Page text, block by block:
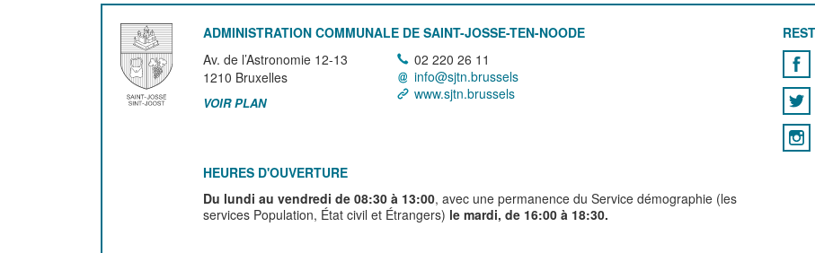
ADMINISTRATION COMMUNALE DE SAINT-JOSSE-TEN-NOODE
Av. de l’Astronomie 12-13
1210 Bruxelles
VOIR PLAN
02 220 26 11
info@sjtn.brussels
www.sjtn.brussels
HEURES D'OUVERTURE
Du lundi au vendredi de 08:30 à 13:00, avec une permanence du Service démographie (les
services Population, État civil et Étrangers) le mardi, de 16:00 à 18:30.